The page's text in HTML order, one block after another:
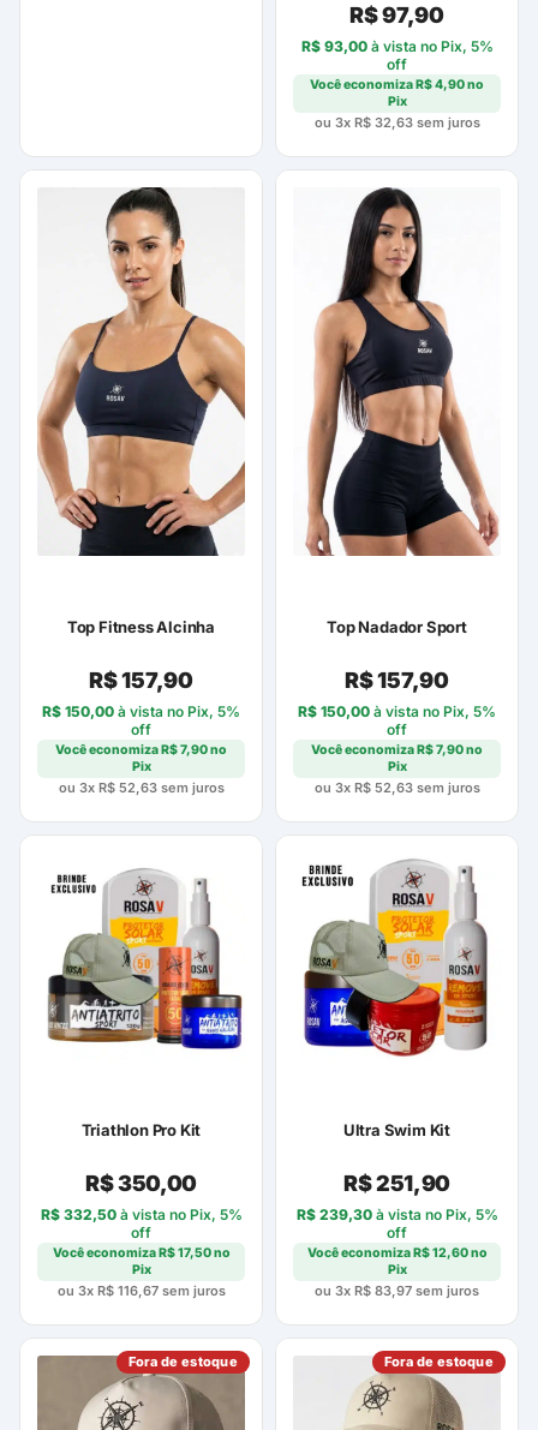
R$97,90
R$93,00à vista no Pix, 5%
off
Você economizaR$4,90no
Pix
ou 3x R$32,63sem juros
Top Fitness Alcinha
R$157,90
R$ 150,00 à vista no Pix, 5%
off
Você economizaR$7,90no
Pix
ou 3x R$52,63sem juros
Top Nadador Sport
R$157,90
R$ 150,00 à vista no Pix, 5%
off
Você economizaR$7,90no
Pix
ou 3x R$52,63sem juros
Triathlon Pro Kit
R$350,00
R$332,50à vista no Pix, 5%
off
Você economizaR$17,50no
Pix
ou 3x R$116,67sem juros
Ultra Swim Kit
R$251,90
R$239,30à vista no Pix, 5%
off
Você economizaR$12,60no
Pix
ou 3x R$ 83,97 sem juros
Fora de estoque Fora de estoque